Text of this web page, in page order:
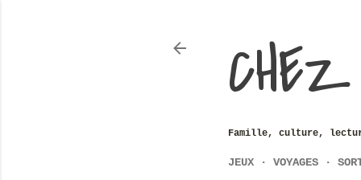
Famille, culture,
JEUX VOYAGES